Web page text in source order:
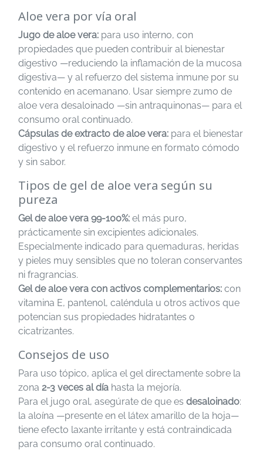
Aloe vera por vía oral
Jugo de aloe vera: para uso interno, con
propiedades que pueden contribuir al bienestar
digestivo —reduciendo la inflamación de la mucosa
digestiva— y al refuerzo del sistema inmune por su
contenido en acemanano. Usar siempre zumo de
aloe vera desaloinado —sin antraquinonas— para el
consumo oral continuado.
Cápsulas de extracto de aloe vera: para el bienestar
digestivo y el refuerzo inmune en formato cómodo
y sin sabor.
Tipos de gel de aloe vera según su
pureza
Gel de aloe vera 99-100%: el más puro,
prácticamente sin excipientes adicionales.
Especialmente indicado para quemaduras, heridas
y pieles muy sensibles que no toleran conservantes
ni fragrancias.
Gel de aloe vera con activos complementarios: con
vitamina E, pantenol, caléndula u otros activos que
potencian sus propiedades hidratantes o
cicatrizantes.
Consejos de uso
Para uso tópico, aplica el gel directamente sobre la
zona 2-3 veces al día hasta la mejoría.
Para el jugo oral, asegúrate de que es desaloinado:
la aloína —presente en el látex amarillo de la hoja—
tiene efecto laxante irritante y está contraindicada
para consumo oral continuado.